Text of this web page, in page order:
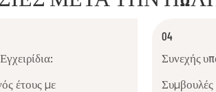
έτους με
04
Συνεχής
Συμβουλές